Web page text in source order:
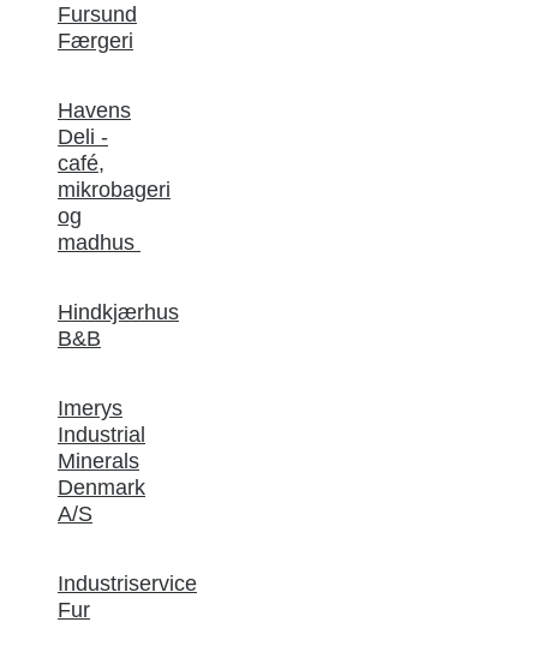
Fursund
Færgeri
Havens
Deli -
café,
mikrobageri
og
madhus
Hindkjærhus
B&B
Imerys
Industrial
Minerals
Denmark
A/S
Industriservice
Fur